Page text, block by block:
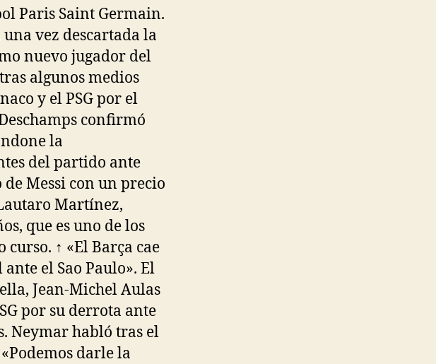
Paris Saint Germain.
vez descartada la
nuevo jugador del
algunos medios
y el PSG por el
confirmó
la
del partido ante
Messi con un precio
Martínez,
que es uno de los
↑ «El Barça cae
el Sao Paulo». El
Jean-Michel Aulas
por su derrota ante
Neymar habló tras el
darle la